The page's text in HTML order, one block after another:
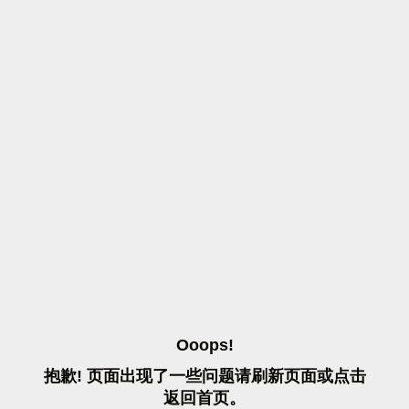
OOOPS!
抱歉! 页面出现了一些问题请刷 新页面或点击
返 回首页。